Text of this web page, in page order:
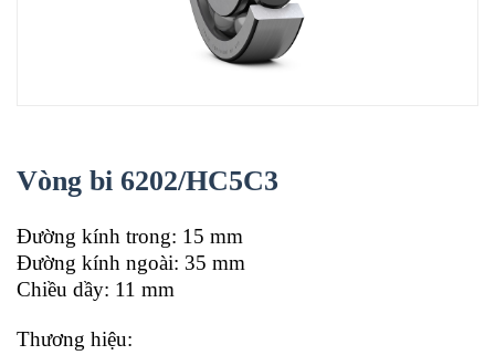
Vòng bi 6202/HC5C3
Đường kính trong: 15 mm
Đường kính ngoài: 35 mm
Chiều dầy: 11 mm
Thương hiệu: